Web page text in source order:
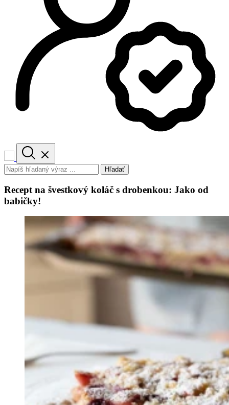
Hľadať
Recept na švestkový koláč s drobenkou: Jako od
babičky!